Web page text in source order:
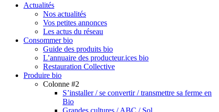
Close
Actualités
Nos actualités
Vos petites annonces
Les actus du réseau
Consommer bio
Guide des produits bio
L’annuaire des producteur.ices bio
Restauration Collective
Produire bio
Colonne #2
S’installer / se convertir / transmettre sa ferme en
Bio
Grandes cultures / ABC / Sol